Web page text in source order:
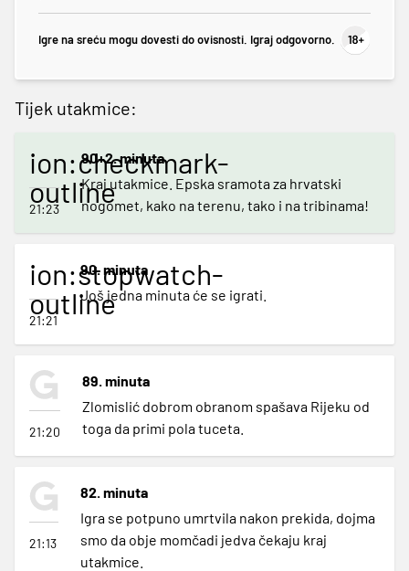
Igre na sreću mogu dovesti do ovisnosti. Igraj odgovorno.
Tijek utakmice:
ion:checkmark-
outline
21:23
90+2. minuta
Kraj utakmice. Epska sramota za hrvatski
nogomet, kako na terenu, tako i na tribinama!
ion:stopwatch-
outline
21:21
90. minuta
Još jedna minuta će se igrati.
21:20
89. minuta
Zlomislić dobrom obranom spašava Rijeku od
toga da primi pola tuceta.
21:13
82. minuta
Igra se potpuno umrtvila nakon prekida, dojma
smo da obje momčadi jedva čekaju kraj
utakmice.